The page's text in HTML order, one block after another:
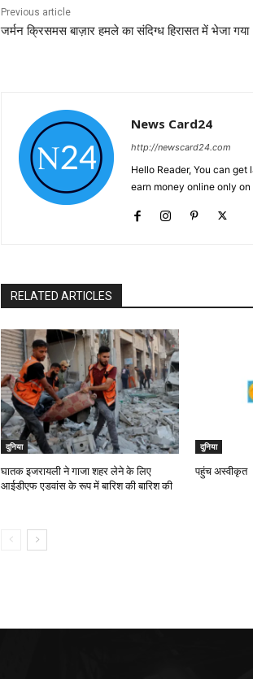
Previous article
जर्मन क्रिसमस बाज़ार हमले का संदिग्ध हिरासत में भेजा गया
News Card24
http://newscard24.com
Hello Reader, You can
earn money online only
RELATED ARTICLES
दुनिया
घातक इजरायली ने गाजा शहर लेने के लिए
आईडीएफ एडवांस के रूप में बारिश की बारिश की
दुनिया
पहुंच अस्वीकृत